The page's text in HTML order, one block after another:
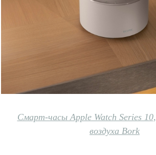
Смарт-часы Apple Watch Series 10,
воздуха Bork